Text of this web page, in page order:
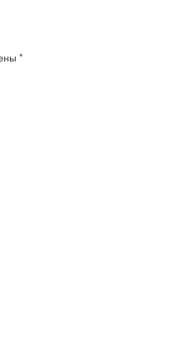
*